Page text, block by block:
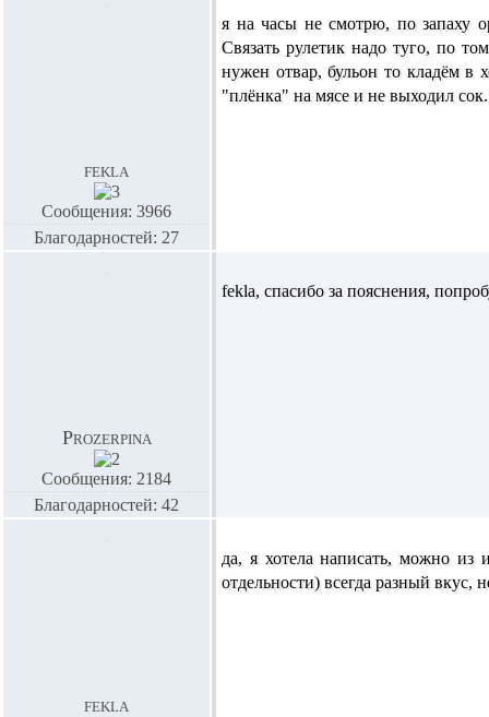
fekla
Сообщения: 3966
Благодарностей: 27
я на часы не смотрю, по запаху
Связать рулетик надо туго, по
нужен отвар, бульон то кладём в
"плёнка" на мясе и не выходил сок.
Prozerpina
Сообщения: 2184
Благодарностей: 42
fekla, спасибо за пояснения,
fekla
да, я хотела написать, можно из
отдельности) всегда разный вкус,